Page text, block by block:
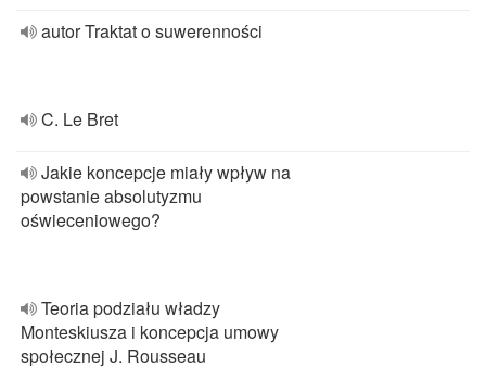
autor Traktat o suwerenności
C. Le Bret
Jakie koncepcje miały wpływ na
powstanie absolutyzmu
oświeceniowego?
Teoria podziału władzy
Monteskiusza i koncepcja umowy
społecznej J. Rousseau